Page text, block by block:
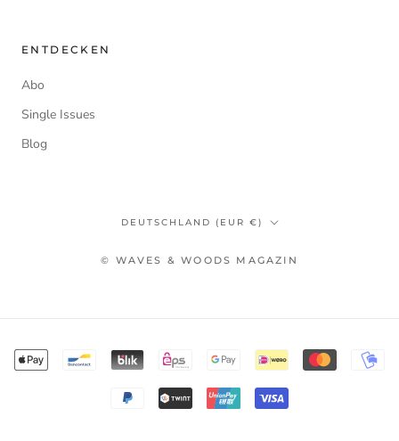
ENTDECKEN
Abo
Single Issues
Blog
Land/Region
DEUTSCHLAND (EUR €)
© WAVES & WOODS MAGAZIN